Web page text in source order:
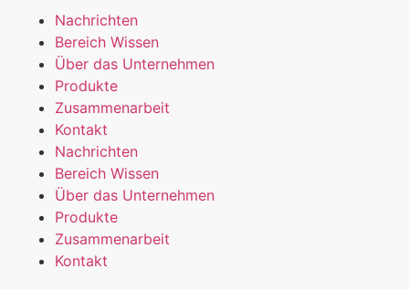
Nachrichten
Bereich Wissen
Über das Unternehmen
Produkte
Zusammenarbeit
Kontakt
Nachrichten
Bereich Wissen
Über das Unternehmen
Produkte
Zusammenarbeit
Kontakt